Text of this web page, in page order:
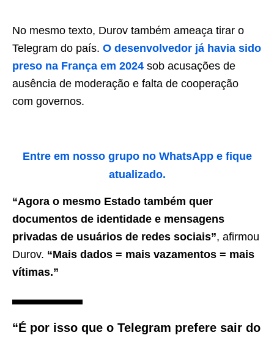
No mesmo texto, Durov também ameaça tirar o
Telegram do país. O desenvolvedor já havia sido
preso na França em 2024 sob acusações de
ausência de moderação e falta de cooperação
com governos.
Entre em nosso grupo no WhatsApp e fique
atualizado.
“Agora o mesmo Estado também quer
documentos de identidade e mensagens
privadas de usuários de redes sociais”, afirmou
Durov. “Mais dados = mais vazamentos = mais
vítimas.”
“É por isso que o Telegram prefere sair do